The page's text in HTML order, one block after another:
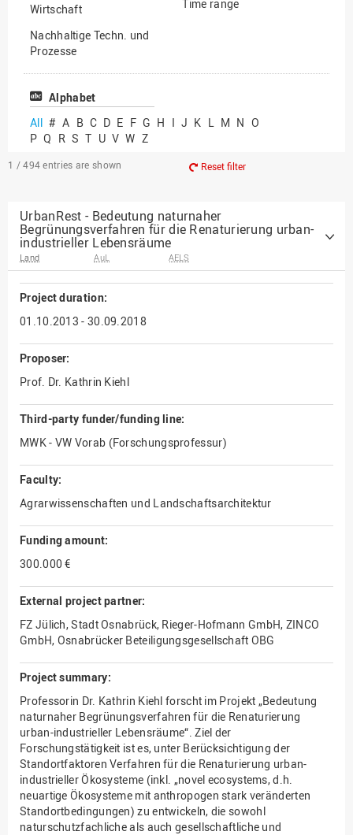
Wirtschaft
Nachhaltige Techn. und
Prozesse
Vielfältiges Forschen
Time range
Alphabet
All # A B C D E F G H I J K L M N O
P Q R S T U V W Z
1 / 494 entries are shown Reset filter
UrbanRest - Bedeutung naturnaher
Begrünungsverfahren für die Renaturierung urban-
industrieller Lebensräume
Land AuL AELS
Project duration:
01.10.2013 - 30.09.2018
Proposer:
Prof. Dr. Kathrin Kiehl
Third-party funder/funding line:
MWK - VW Vorab (Forschungsprofessur)
Faculty:
Agrarwissenschaften und Landschaftsarchitektur
Funding amount:
300.000 €
External project partner:
FZ Jülich, Stadt Osnabrück, Rieger-Hofmann GmbH, ZINCO
GmbH, Osnabrücker Beteiligungsgesellschaft OBG
Project summary:
Professorin Dr. Kathrin Kiehl forscht im Projekt „Bedeutung
naturnaher Begrünungsverfahren für die Renaturierung
urban-industrieller Lebensräume“. Ziel der
Forschungstätigkeit ist es, unter Berücksichtigung der
Standortfaktoren Verfahren für die Renaturierung urban-
industrieller Ökosysteme (inkl. „novel ecosystems, d.h.
neuartige Ökosysteme mit anthropogen stark veränderten
Standortbedingungen) zu entwickeln, die sowohl
naturschutzfachliche als auch gesellschaftliche und